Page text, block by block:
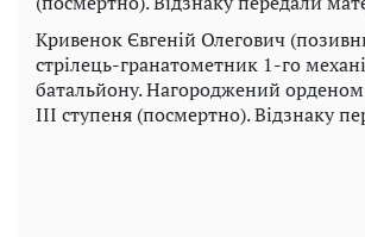
Кривенок Євгеній Олегович
стрілець-гранатометник 1-го
батальйону. Нагороджений орденом
III ступеня (посмертно). Відзнаку